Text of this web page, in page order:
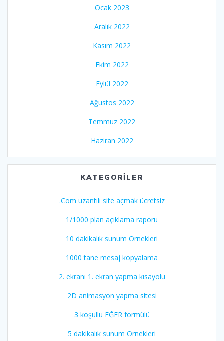
Ocak 2023
Aralık 2022
Kasım 2022
Ekim 2022
Eylül 2022
Ağustos 2022
Temmuz 2022
Haziran 2022
KATEGORILER
.Com uzantılı site açmak ücretsiz
1/1000 plan açıklama raporu
10 dakikalık sunum Örnekleri
1000 tane mesaj kopyalama
2. ekranı 1. ekran yapma kısayolu
2D animasyon yapma sitesi
3 koşullu EĞER formülü
5 dakikalık sunum Örnekleri